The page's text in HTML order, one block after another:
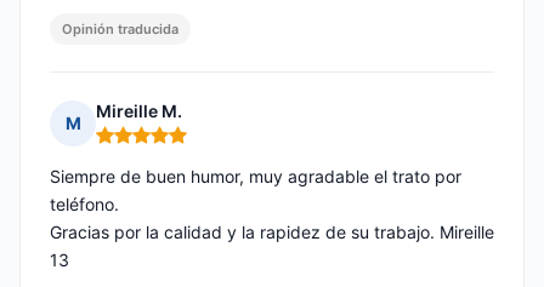
Opinión traducida
M
Mireille M.
Nota: 5 de 5
Siempre de buen humor, muy agradable el trato por
teléfono.
Gracias por la calidad y la rapidez de su trabajo. Mireille
13